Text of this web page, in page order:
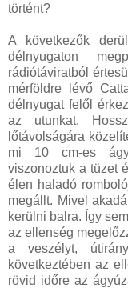
történt?
A következők
délnyugaton
rádiótáviratból
mérföldre lévő
délnyugat felől
az utunkat.
lőtávolságára
mi 10 cm-es
viszonoztuk a tüzet
élen haladó
megállt. Mivel
kerülni balra. Így
az ellenség
a veszélyt,
következtében az
rövid időre az